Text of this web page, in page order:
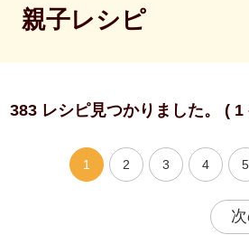
親子レシピ
383 レシピ見つかりました。 ( 1
1 2 3 4 5